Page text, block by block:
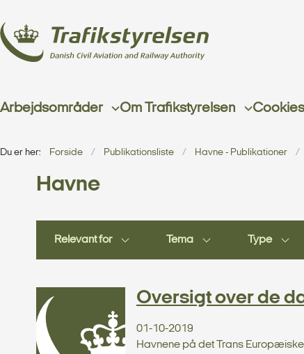
Arbejdsområder Om Trafikstyrelsen Cookies
Du er her: Forside Publikationsliste Havne - Publikationer
Havne
Relevant for Tema Type
Oversigt over de
01-10-2019
Havnene på det Trans